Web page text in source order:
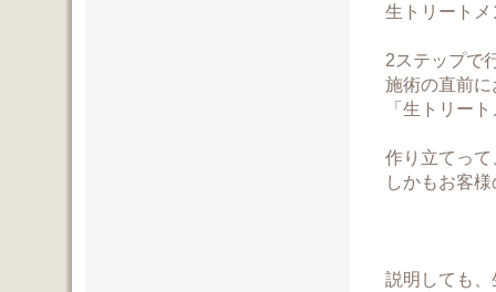
生トリート
2ステップで
施術の直前
「生トリー
作り立てっ
しかもお客
説明しても